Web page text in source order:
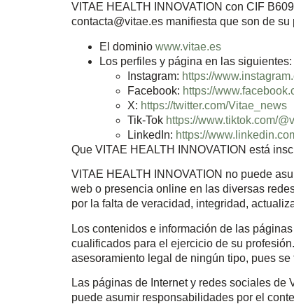
VITAE HEALTH INNOVATION con CIF
contacta@vitae.es manifiesta que son de su
El dominio www.vitae.es
Los perfiles y página en las siguientes:
Instagram: https://
Facebook: https://
X: https://twitter.com/Vitae_news
Tik-Tok https://www.tiktok.com/
LinkedIn: https://
Que VITAE HEALTH INNOVATION está
VITAE HEALTH INNOVATION no puede
web o presencia online en las diversas
por la falta de veracidad, integridad,
Los contenidos e información de las
cualificados para el ejercicio de su
asesoramiento legal de ningún tipo, pues
Las páginas de Internet y redes sociales
puede asumir responsabilidades por el